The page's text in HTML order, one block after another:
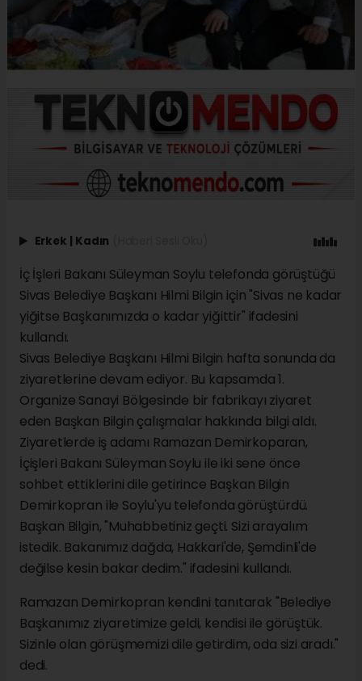
Erkek | Kadın
İç İşleri Bakanı Süleyman Soylu telefonda görüştüğü
Sivas Belediye Başkanı Hilmi Bilgin için "Sivas ne kadar
yiğitse Başkanımızda o kadar yiğittir" ifadesini
kullandı.
Sivas Belediye Başkanı Hilmi Bilgin hafta sonunda da
ziyaretlerine devam ediyor. Bu kapsamda 1.
Organize Sanayi Bölgesinde bir fabrikayı ziyaret
eden Başkan Bilgin çalışmalar hakkında bilgi aldı.
Ziyaretlerde iş adamı Ramazan Demirkoparan,
İçişleri Bakanı Süleyman Soylu ile iki sene önce
sohbet ettiklerini dile getirince Başkan Bilgin
Demirkopran ile Soylu'yu telefonda görüştürdü.
Başkan Bilgin, "Muhabbetiniz geçti. Sizi arayalım
istedik. Bakanımız dağda, Hakkari'de, Şemdinli'de
değilse kesin bakar dedim." ifadesini kullandı.
Ramazan Demirkopran kendini tanıtarak "Belediye
Başkanımız ziyaretimize geldi, kendisi ile görüştük.
Sizinle olan görüşmemizi dile getirdim, oda sizi aradı."
dedi.